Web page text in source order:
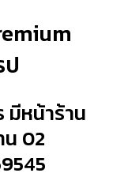
ป
มีหน้าร้าน
น 02